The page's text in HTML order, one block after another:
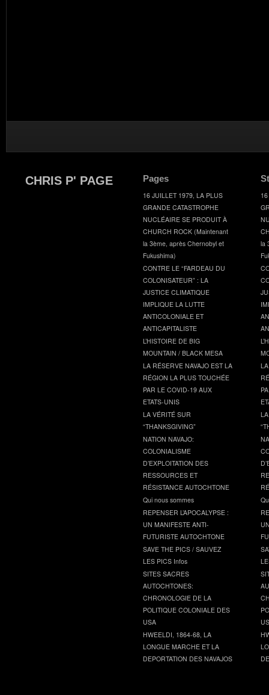
CHRIS P' PAGE Pages
16 JUILLET 1979, LA PLUS
GRANDE CATASTROPHE
NUCLÉAIRE SE PRODUIT À
CHURCH ROCK (Maintenant
la 3ème, après Chernobyl et
Fukushima)
CONTRE LE “FARDEAU DU
COLONISATEUR” : LA
JUSTICE CLIMATIQUE
IMPLIQUE LA LUTTE
ANTICOLONIALE ET
ANTICAPITALISTE
L’HISTOIRE DE BIG
MOUNTAIN / BLACK MESA
LA RÉSERVE NAVAJO EST LA
RÉGION LA PLUS TOUCHÉE
PAR LE COVID-19 AUX
ETATS-UNIS
LA VÉRITÉ SUR
“THANKSGIVING”
NATION NAVAJO:
COLONIALISME
D’EXPLOITATION DES
RESSOURCES ET
RÉSISTANCE AUTOCHTONE
Qui nous sommes
REPENSER L’APOCALYPSE :
UN MANIFESTE ANTI-
FUTURISTE AUTOCHTONE
SAVE THE PICS / SAUVEZ
LES PICS Infos
SITES SACRES
AUTOCHTONES:
CHRONOLOGIE DE LA
POLITIQUE COLONIALE DES
USA
HWEELDI, 1864-68, LA
LONGUE MARCHE ET LA
DEPORTATION DES NAVAJOS
la